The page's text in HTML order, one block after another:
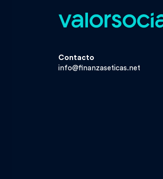
Contacto
info@finanzaseticas.net